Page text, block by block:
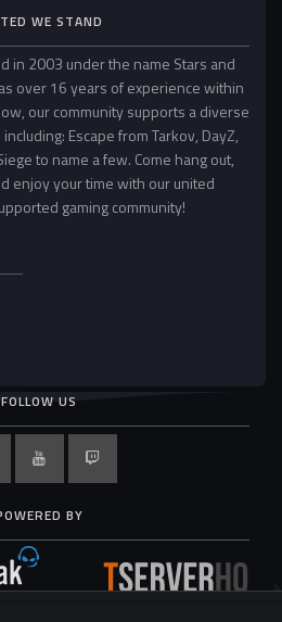
WE STAND
in 2003 under the name Stars and
over 16 years of experience within
our community supports a diverse
Escape from Tarkov, DayZ,
to name a few. Come hang out,
enjoy your time with our united
gaming community!
FOLLOW US
BY